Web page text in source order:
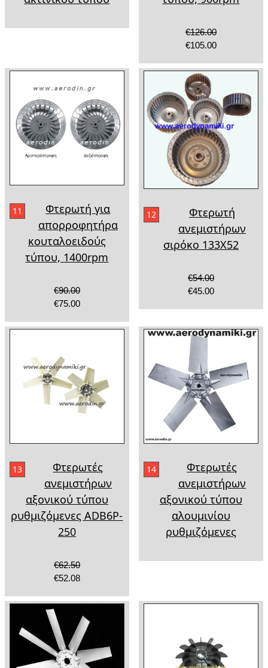
€126.00
€105.00
11
Φτερωτή για
απορροφητήρα
κουταλοειδούς
τύπου, 1400rpm
€90.00
€75.00
12
Φτερωτή
ανεμιστήρων
σιρόκο 133Χ52
€54.00
€45.00
13
Φτερωτές
ανεμιστήρων
αξονικού τύπου
ρυθμιζόμενες ADB6P-
250
€62.50
€52.08
14
Φτερωτές
ανεμιστήρων
αξονικού τύπου
αλουμινίου
ρυθμιζόμενες